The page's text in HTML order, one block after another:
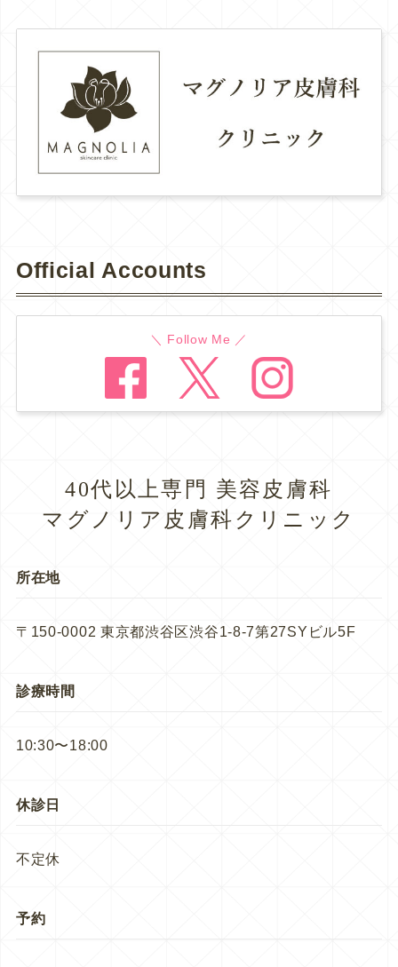
Official Accounts
＼ Follow Me ／
40代以上専門 美容皮膚科
マグノリア皮膚科クリニック
所在地
〒150-0002 東京都渋谷区渋谷1-8-7第27SYビル5F
診療時間
10:30〜18:00
休診日
不定休
予約